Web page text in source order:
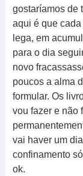
gostaríamos de
aqui é que
lega, em
para o dia
novo
poucos a alma
formular. Os
vou fazer e não
vai haver um
confinamento
ok.